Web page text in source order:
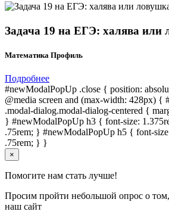
Задача 19 на ЕГЭ: халява или
Математика Профиль
Подробнее
#newModalPopUp .close { position:
@media screen and (max-width: 428px) {
.modal-dialog.modal-dialog-centered {
} #newModalPopUp h3 { font-size:
.75rem; } #newModalPopUp h5 { font-
.75rem; } }
×
Помогите нам стать лучше!
Просим пройти небольшой опрос о
наш сайт